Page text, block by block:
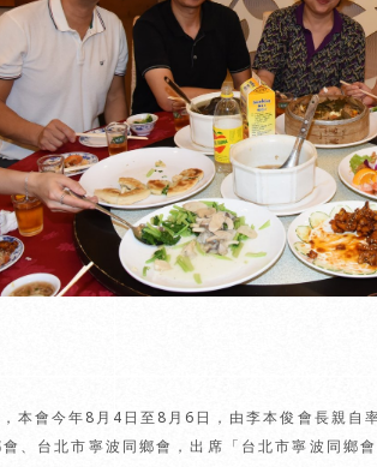
本會今年8月4日至8月6日，由李本俊會長親自
、台北市寧波同鄉會，出席「台北市寧波同鄉